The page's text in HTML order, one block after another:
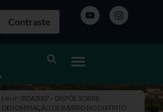
Contraste
Lei nº 055A2007 – DISPÕE SOBRE
DENOMINAÇÃO DE BAIRRO NO DISTRITO